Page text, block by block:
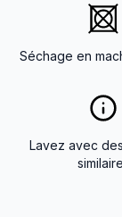
Séchage en
Lavez avec